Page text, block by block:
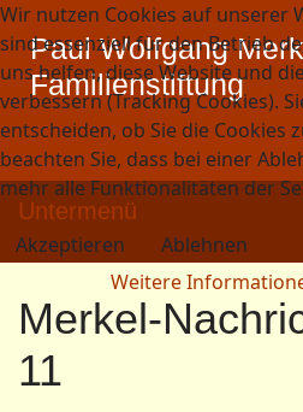
Paul Wolfgang
Familienstiftung
Untermenü
Merkel-
11
Wir nutzen Cookies auf unserer
sind essenziell für den Betrieb
uns helfen, diese Website und
verbessern (Tracking Cookies).
entscheiden, ob Sie die Cookies
beachten Sie, dass bei einer
mehr alle Funktionalitäten der
Akzeptieren
Ablehnen
Weitere